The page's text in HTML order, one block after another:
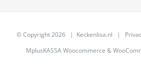
© Copyright2026 | Keckenlisa.nl |
MplusKASSA Woocommerce &